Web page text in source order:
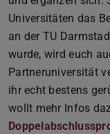
Universitäten das
an der TU
wurde, wird euch
Partneruniversität
ihr echt bestens
wollt mehr Infos